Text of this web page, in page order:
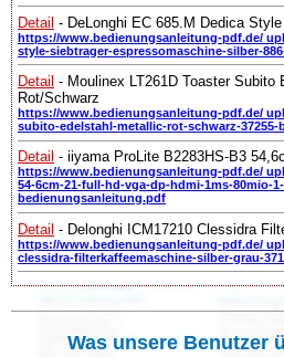
Detail - DeLonghi EC 685.M Dedica
https://www.bedienungsanleitung-pdf.de/
style-siebtrager-espressomaschine-silber-
Detail - Moulinex LT261D Toaster Subito
Rot/Schwarz
https://www.bedienungsanleitung-pdf.de/
subito-edelstahl-metallic-rot-schwarz-
Detail - iiyama ProLite B2283HS-B3
https://www.bedienungsanleitung-pdf.de/
54-6cm-21-full-hd-vga-dp-hdmi-1ms-80mio-
bedienungsanleitung.pdf
Detail - Delonghi ICM17210 Clessidra
https://www.bedienungsanleitung-pdf.de/
clessidra-filterkaffeemaschine-silber-grau-
Was unsere Benutzer